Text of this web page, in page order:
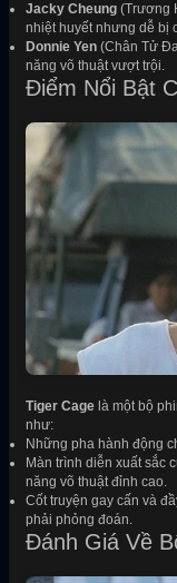
Jacky Cheung (Trương
nhiệt huyết nhưng dễ bị
Donnie Yen (Chân Tử
năng võ thuật vượt trội.
Điểm Nổi Bật
Tiger Cage là một bộ
như:
Những pha hành động
Màn trình diễn xuất sắc
năng võ thuật đỉnh cao.
Cốt truyện gay cấn và
phải phỏng đoán.
Đánh Giá Về